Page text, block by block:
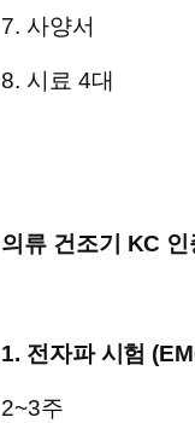
7. 사양서
8. 시료 4대
의류 건조기 KC
1. 전자파 시험 (
2~3주